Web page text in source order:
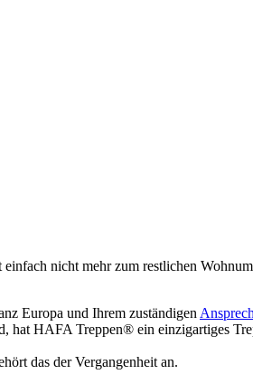
einfach nicht mehr zum restlichen
Europa und Ihrem zuständigen
hat HAFA Treppen® ein einzigartiges
das der Vergangenheit an.